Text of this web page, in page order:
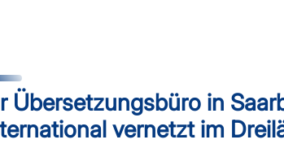
Übersetzungsbüro in
vernetzt im